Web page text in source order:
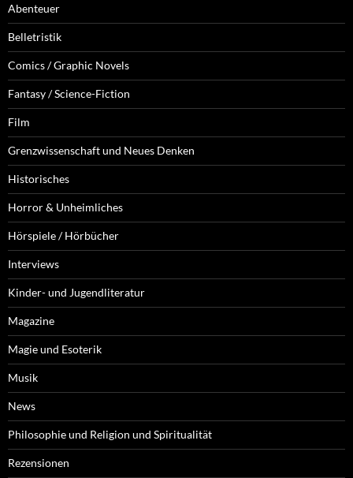
Abenteuer
Belletristik
Comics / Graphic Novels
Fantasy / Science-Fiction
Film
Grenzwissenschaft und Neues Denken
Historisches
Horror & Unheimliches
Hörspiele / Hörbücher
Interviews
Kinder- und Jugendliteratur
Magazine
Magie und Esoterik
Musik
News
Philosophie und Religion und Spiritualität
Rezensionen